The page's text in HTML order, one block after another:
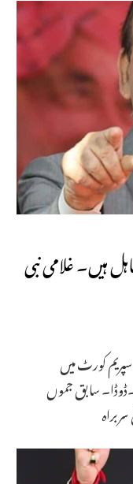
ہیں۔ غلامی نبی
کورٹ میں
سابق جموں